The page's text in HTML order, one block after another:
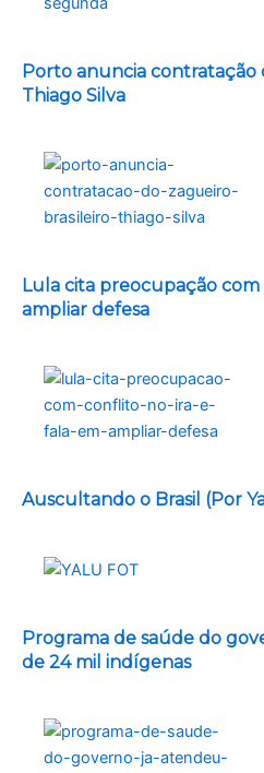
Porto anuncia contratação
Thiago Silva
Lula cita preocupação
ampliar defesa
Auscultando o Brasil (Por
Programa de saúde do
de 24 mil indígenas